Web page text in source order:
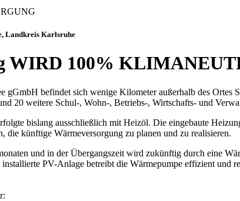
Landkreis Karlsruhe
WIRD 100%
gGmbH befindet sich wenige Kilometer außerhalb des
20 weitere Schul-, Wohn-, Betriebs-, Wirtschafts- und
bislang ausschließlich mit Heizöl. Die eingebaute
die künftige Wärmeversorgung zu planen und zu realisieren.
und in der Übergangszeit wird zukünftig durch eine
PV-Anlage betreibt die Wärmepumpe effizient